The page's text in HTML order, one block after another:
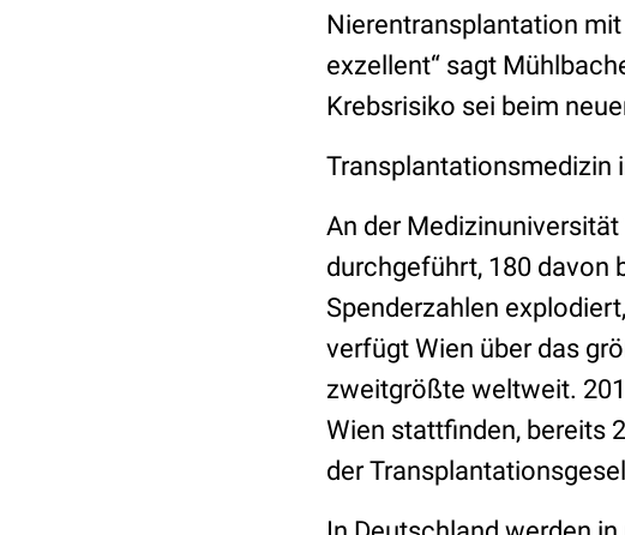
Nierentransplantation
exzellent“ sagt
Krebsrisiko sei beim
Transplantationsmedizin
An der
durchgeführt, 180 davon
Spenderzahlen
verfügt Wien über das
zweitgrößte weltweit.
Wien stattfinden, bereits
der